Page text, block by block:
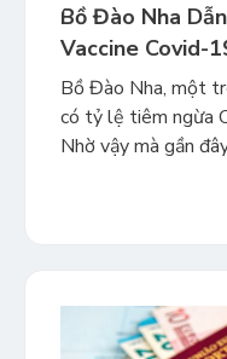
Bồ Đào Nha
Vaccine Covid-
Bồ Đào Nha, một
có tỷ lệ tiêm ngừa
Nhờ vậy mà gần
Vào đầu năm, Bồ